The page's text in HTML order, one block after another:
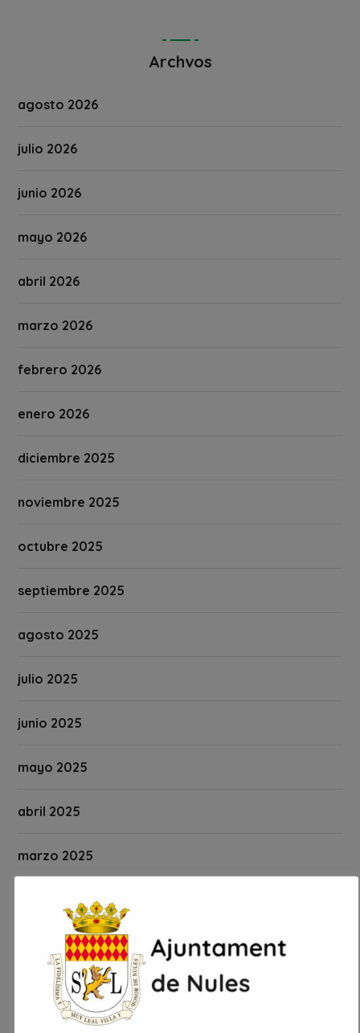
Archvos
agosto 2026
julio 2026
junio 2026
mayo 2026
abril 2026
marzo 2026
febrero 2026
enero 2026
diciembre 2025
noviembre 2025
octubre 2025
septiembre 2025
agosto 2025
julio 2025
junio 2025
mayo 2025
abril 2025
marzo 2025
febrero 2025
enero 2025
diciembre 2024